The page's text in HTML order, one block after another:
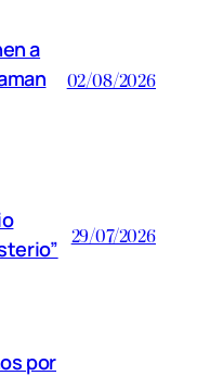
a
02/08/2026
29/07/2026
por